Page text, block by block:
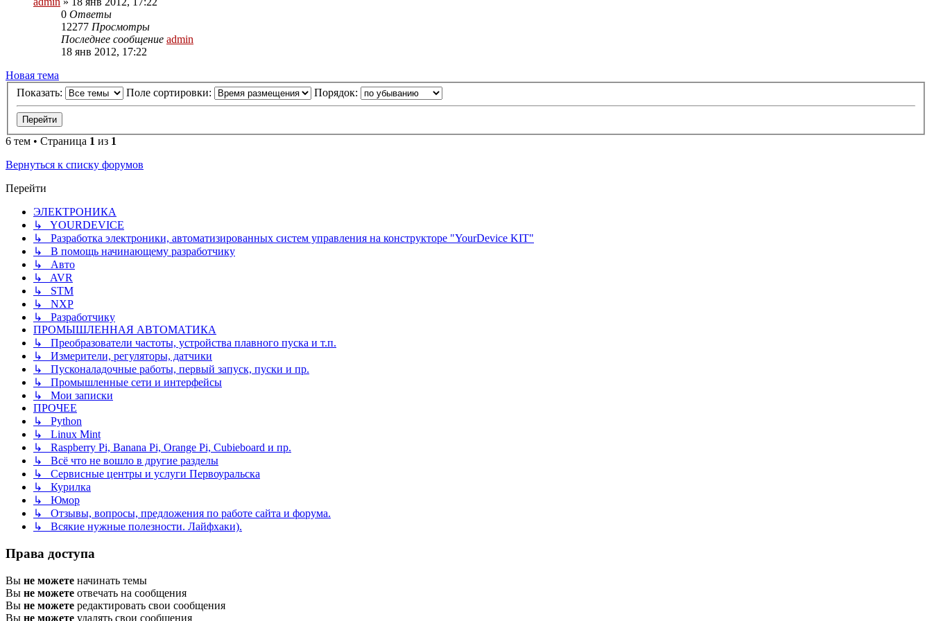
0 Ответы
12277 Просмотры
Последнее сообщение admin
18 янв 2012, 17:22
Новая тема
Показать:
Поле сортировки: Порядок:
6 тем • Страница 1 из 1
Вернуться к списку форумов
Перейти
ЭЛЕКТРОНИКА
↳ YOURDEVICE
↳ Разработка электроники, автоматизированных систем управления на конструкторе "YourDevice KIT"
↳ В помощь начинающему разработчику
↳ Авто
↳ AVR
↳ STM
↳ NXP
↳ Разработчику
ПРОМЫШЛЕННАЯ АВТОМАТИКА
↳ Преобразователи частоты, устройства плавного пуска и т.п.
↳ Измерители, регуляторы, датчики
↳ Пусконаладочные работы, первый запуск, пуски и пр.
↳ Промышленные сети и интерфейсы
↳ Мои записки
ПРОЧЕЕ
↳ Python
↳ Linux Mint
↳ Raspberry Pi, Banana Pi, Orange Pi, Cubieboard и пр.
↳ Всё что не вошло в другие разделы
↳ Сервисные центры и услуги Первоуральска
↳ Курилка
↳ Юмор
↳ Отзывы, вопросы, предложения по работе сайта и форума.
↳ Всякие нужные полезности. Лайфхаки).
Права доступа
Вы не можете начинать темы
Вы не можете отвечать на сообщения
Вы не можете редактировать свои сообщения
Вы не можете удалять свои сообщения